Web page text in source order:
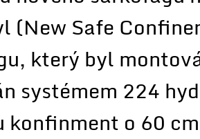
(New Safe
který byl
systémem 224
konfinment o 60